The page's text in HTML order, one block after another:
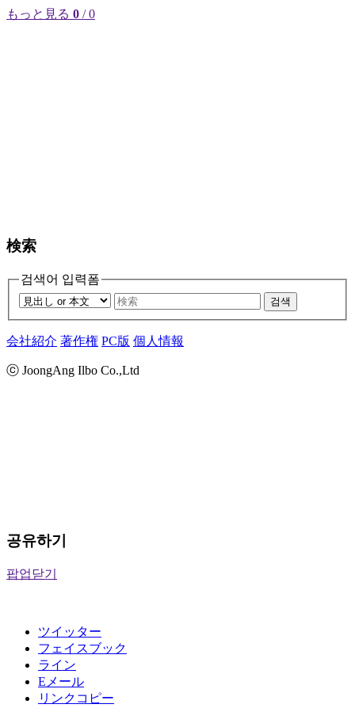
もっと見る 0 / 0
検索
검색어 입력폼
검색
会社紹介 著作権 PC版 個人情報
ⓒ JoongAng Ilbo Co.,Ltd
공유하기
팝업닫기
ツイッター
フェイスブック
ライン
Eメール
リンクコピー